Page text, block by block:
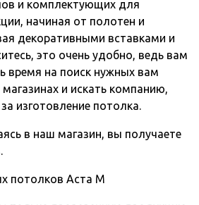
и комплектующих для
начиная от полотен и
декоративными вставками и
это очень удобно, ведь вам
время на поиск нужных вам
и искать компанию,
изготовление потолка.
в наш магазин, вы получаете